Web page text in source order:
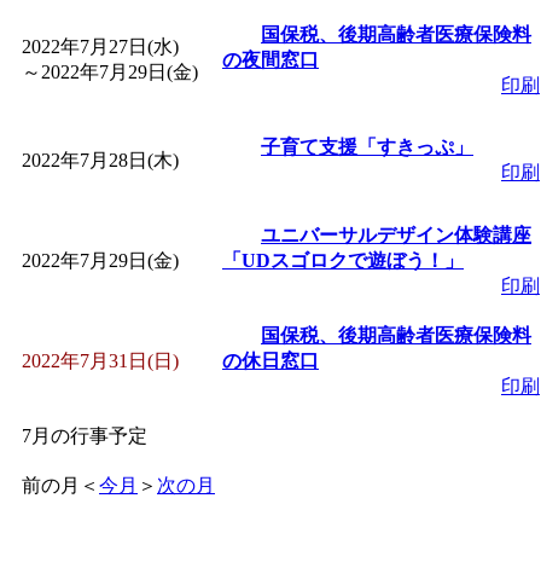
2022年7月27日(水)
～ 2022年7月29日(金)
国保税、後期高齢者医療保険料
の夜間窓口
印刷
2022年7月28日(木)
子育て支援「すきっぷ」
印刷
2022年7月29日(金)
ユニバーサルデザイン体験講座
「UDスゴロクで遊ぼう！」
印刷
2022年7月31日(日)
国保税、後期高齢者医療保険料
の休日窓口
印刷
7月の行事予定
前の月 ＜ 今月 ＞ 次の月